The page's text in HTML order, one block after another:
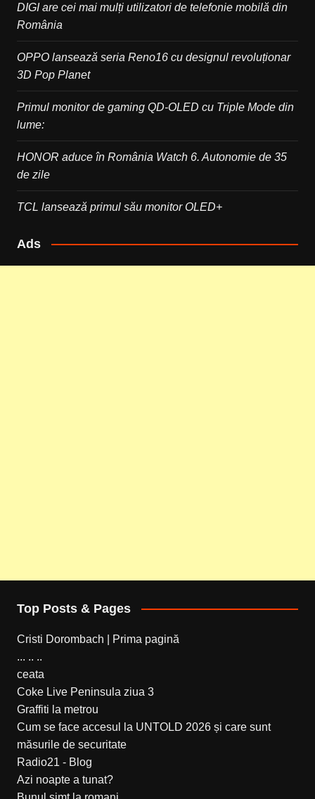
DIGI are cei mai mulți utilizatori de telefonie mobilă din
România
OPPO lansează seria Reno16 cu designul revoluționar
3D Pop Planet
Primul monitor de gaming QD-OLED cu Triple Mode din
lume:
HONOR aduce în România Watch 6. Autonomie de 35
de zile
TCL lansează primul său monitor OLED+
Ads
Top Posts & Pages
Cristi Dorombach | Prima pagină
... .. ..
ceata
Coke Live Peninsula ziua 3
Graffiti la metrou
Cum se face accesul la UNTOLD 2026 și care sunt
măsurile de securitate
Radio21 - Blog
Azi noapte a tunat?